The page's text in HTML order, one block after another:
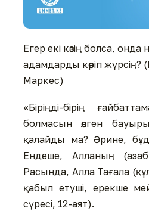
Егер екі көзің болса,
адамдарды көріп жүрсің?
Маркес)
«Біріңді-бірің
болмасын өлген
қалайды ма? Әрине,
Ендеше, Алланың
Расында, Алла Тағала
қабыл етуші, ерекше
сүресі, 12-аят).